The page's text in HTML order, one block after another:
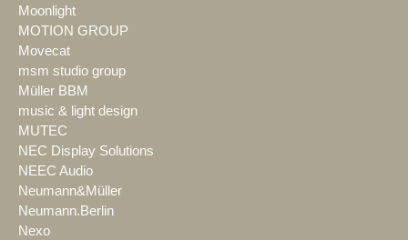
Moonlight
MOTION GROUP
Movecat
msm studio group
Müller BBM
music & light design
MUTEC
NEC Display Solutions
NEEC Audio
Neumann&Müller
Neumann.Berlin
Nexo